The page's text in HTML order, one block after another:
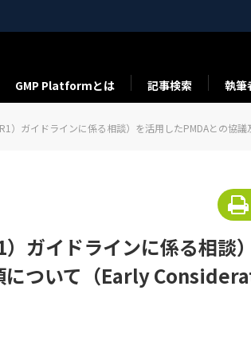
GMP Platformとは 記事検索 執筆
）ガイドラインに係る相談）を活用したPMDAとの協
ガイドラインに係る相談
ついて（Early